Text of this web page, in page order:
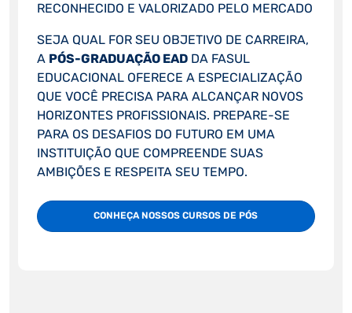
RECONHECIDO E VALORIZADO PELO MERCADO
SEJA QUAL FOR SEU OBJETIVO DE CARREIRA,
A PÓS-GRADUAÇÃO EADDA FASUL
EDUCACIONAL OFERECE A ESPECIALIZAÇÃO
QUE VOCÊ PRECISA PARA ALCANÇAR NOVOS
HORIZONTES PROFISSIONAIS. PREPARE-SE
PARA OS DESAFIOS DO FUTURO EM UMA
INSTITUIÇÃO QUE COMPREENDE SUAS
AMBIÇÕES E RESPEITA SEU TEMPO.
CONHEÇA NOSSOS CURSOS DE PÓS